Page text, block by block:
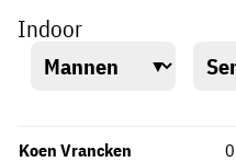
Indoor
Koen Vrancken